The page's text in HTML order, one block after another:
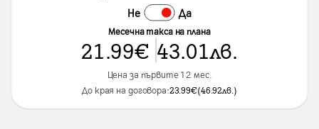
Не Да
Месечна такса на плана
21.99€ 43.01лв.
Цена за първите 12 мес.
До края на договора:23.99€(46.92лв. )